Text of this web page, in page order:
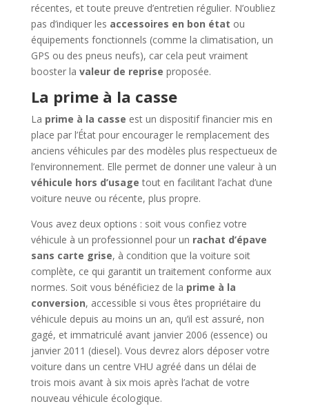
récentes, et toute preuve d’entretien régulier. N’oubliez
pas d’indiquer les accessoires en bon état ou
équipements fonctionnels (comme la climatisation, un
GPS ou des pneus neufs), car cela peut vraiment
booster la valeur de reprise proposée.
La prime à la casse
La prime à la casse est un dispositif financier mis en
place par l’État pour encourager le remplacement des
anciens véhicules par des modèles plus respectueux de
l’environnement. Elle permet de donner une valeur à un
véhicule hors d’usage tout en facilitant l’achat d’une
voiture neuve ou récente, plus propre.
Vous avez deux options : soit vous confiez votre
véhicule à un professionnel pour un rachat d’épave
sans carte grise, à condition que la voiture soit
complète, ce qui garantit un traitement conforme aux
normes. Soit vous bénéficiez de la prime à la
conversion, accessible si vous êtes propriétaire du
véhicule depuis au moins un an, qu’il est assuré, non
gagé, et immatriculé avant janvier 2006 (essence) ou
janvier 2011 (diesel). Vous devrez alors déposer votre
voiture dans un centre VHU agréé dans un délai de
trois mois avant à six mois après l’achat de votre
nouveau véhicule écologique.